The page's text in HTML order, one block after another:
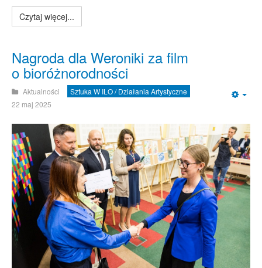
Czytaj więcej...
Nagroda dla Weroniki za film
o bioróżnorodności
Aktualności
Sztuka W ILO / Działania Artystyczne
22 maj 2025